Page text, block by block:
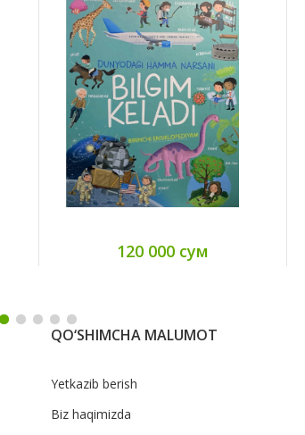
120 000 сум
QO‘SHIMCHA MALUMOT
Yetkazib berish
Biz haqimizda